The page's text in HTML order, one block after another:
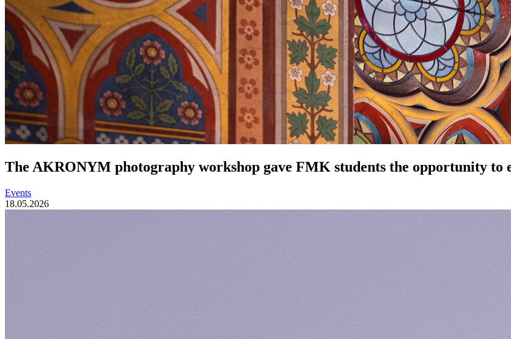
The AKRONYM photography workshop gave FMK students the opportunity to
Events
18.05.2026